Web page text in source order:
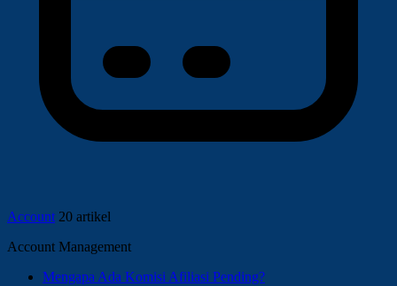
Account 20 artikel
Account Management
Mengapa Ada Komisi Afiliasi Pending?